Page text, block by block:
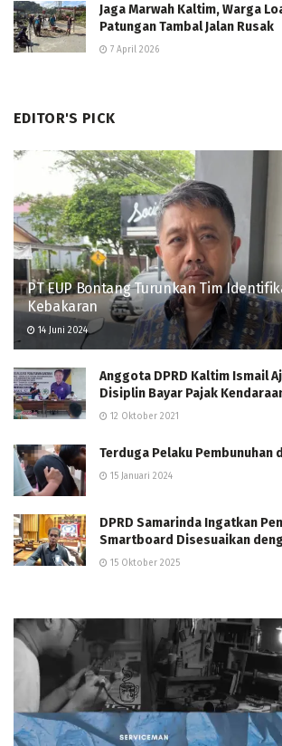
Jaga Marwah Kaltim, Warga
Patungan Tambal Jalan Rusak
7 April 2026
EDITOR'S PICK
PT EUP Bontang Turunkan Tim
Kebakaran
14 Juni 2024
Anggota DPRD Kaltim Ismail
Disiplin Bayar Pajak
12 Oktober 2021
Terduga Pelaku Pembunuhan
15 Januari 2024
DPRD Samarinda Ingatkan
Smartboard Disesuaikan
15 Oktober 2025